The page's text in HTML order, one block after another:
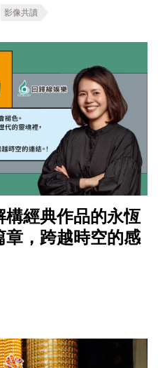
影像共讀
構經典作品的永恆
，跨越時空的感